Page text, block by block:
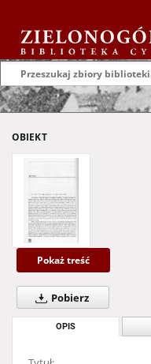
OBIEKT
Pokaż treść
Pobierz
OPIS